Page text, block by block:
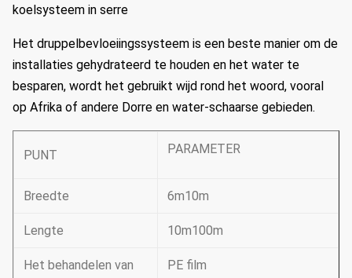
koelsysteem in serre
Het druppelbevloeiingssysteem is een beste manier om de
installaties gehydrateerd te houden en het water te
besparen, wordt het gebruikt wijd rond het woord, vooral
op Afrika of andere Dorre en water-schaarse gebieden.
PUNT PARAMETER
Breedte 6m10m
Lengte 10m100m
Het behandelen van
PE film